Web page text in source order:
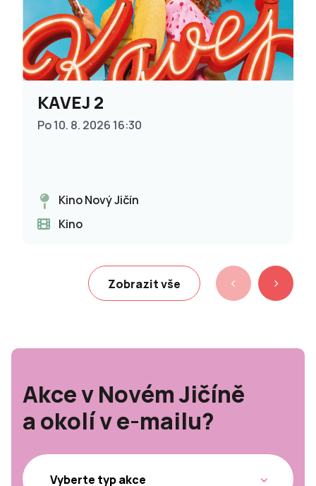
KAVEJ 2
Po 10. 8. 2026 16:30
Kino Nový Jičín
Kino
Zobrazit vše
Akce v Novém Jičíně
a okolí v e-mailu?